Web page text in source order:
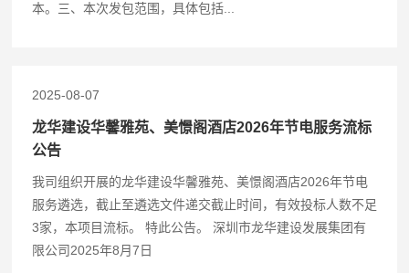
本。三、本次发包范围，具体包括...
2025-08-07
龙华建设华馨雅苑、美憬阁酒店2026年节电服务流标
公告
我司组织开展的龙华建设华馨雅苑、美憬阁酒店2026年节电
服务遴选，截止至遴选文件递交截止时间，有效投标人数不足
3家，本项目流标。 特此公告。 深圳市龙华建设发展集团有
限公司2025年8月7日